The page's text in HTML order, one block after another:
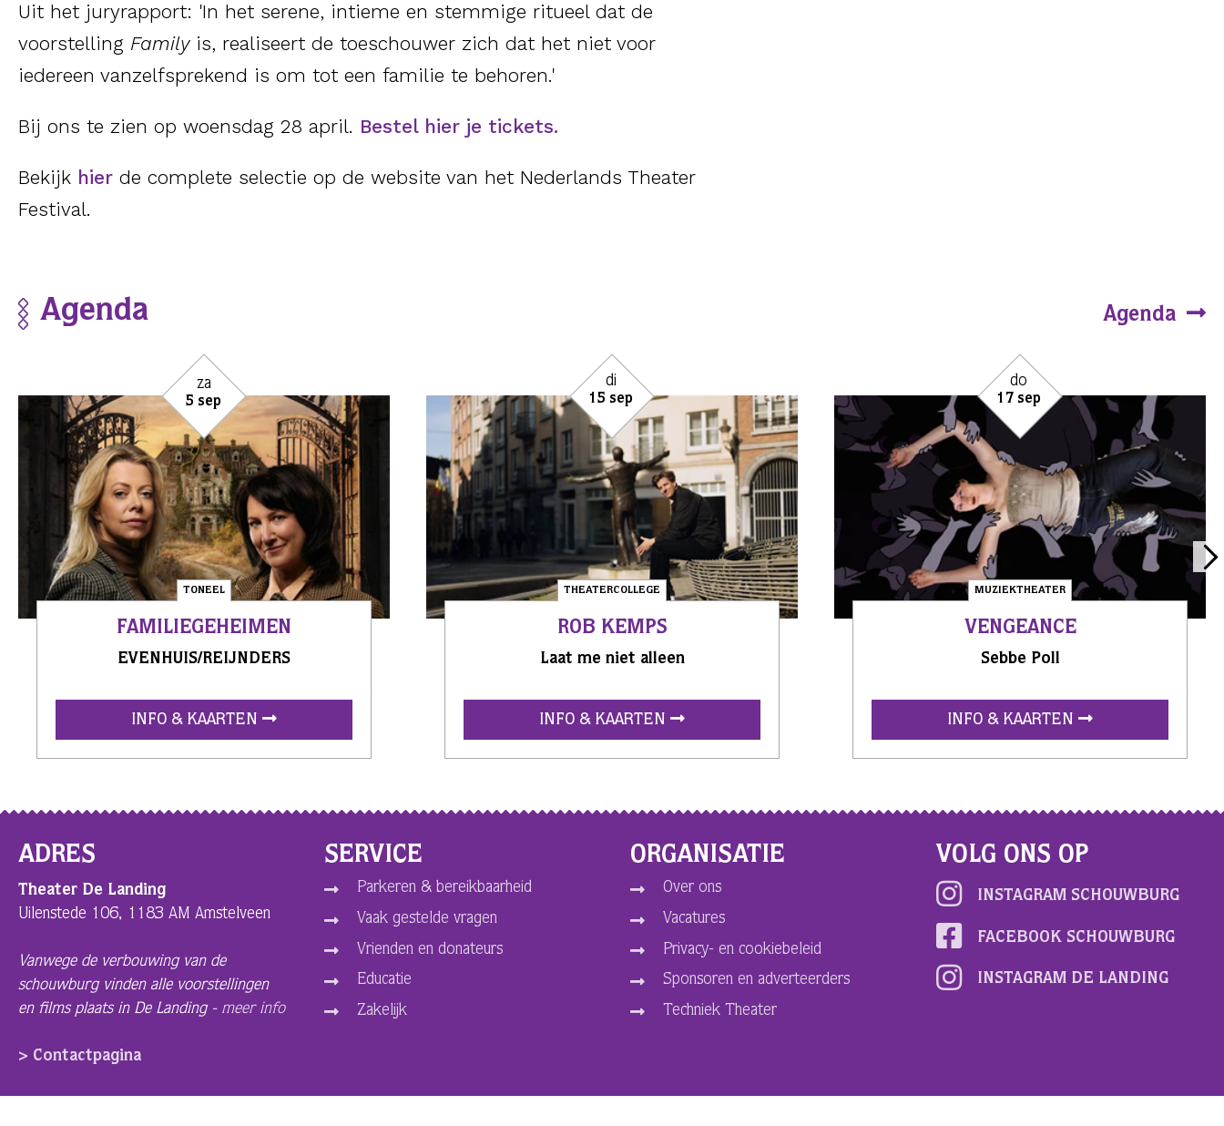
Uit het juryrapport: 'In het serene, intieme en stemmige ritueel dat de
voorstelling Familyis, realiseert de toeschouwer zich dat het niet voor
iedereen vanzelfsprekend is om tot een familie te behoren.'
Bij ons te zien op woensdag 28 april. Bestel hier je tickets.
Bekijk hier de complete selectie op de website van het Nederlands Theater
Festival.
Agenda Agenda
za
5 sep
TONEEL
FAMILIEGEHEIMEN
EVENHUIS/REIJNDERS
INFO & KAARTEN
di
15 sep
THEATERCOLLEGE
ROB KEMPS
Laat me niet alleen
INFO & KAARTEN
do
17 sep
MUZIEKTHEATER
VENGEANCE
Sebbe Poll
INFO & KAARTEN
ADRES
Theater De Landing
Uilenstede 106, 1183 AM Amstelveen
Vanwege de verbouwing van de
schouwburg vinden alle voorstellingen
en films plaats in De Landing - meer info
> Contactpagina
SERVICE
Parkeren & bereikbaarheid
Vaak gestelde vragen
Vrienden en donateurs
Educatie
Zakelijk
ORGANISATIE
Over ons
Vacatures
Privacy- en cookiebeleid
Sponsoren en adverteerders
Techniek Theater
VOLG ONS OP
INSTAGRAM SCHOUWBURG
FACEBOOK SCHOUWBURG
INSTAGRAM DE LANDING